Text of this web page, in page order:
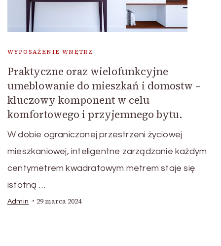
WYPOSAŻENIE WNĘTRZ
Praktyczne oraz wielofunkcyjne
umeblowanie do mieszkań i domostw –
kluczowy komponent w celu
komfortowego i przyjemnego bytu.
W dobie ograniczonej przestrzeni życiowej
mieszkaniowej, inteligentne zarządzanie każdym
centymetrem kwadratowym metrem staje się
istotną …
Admin 29 marca 2024